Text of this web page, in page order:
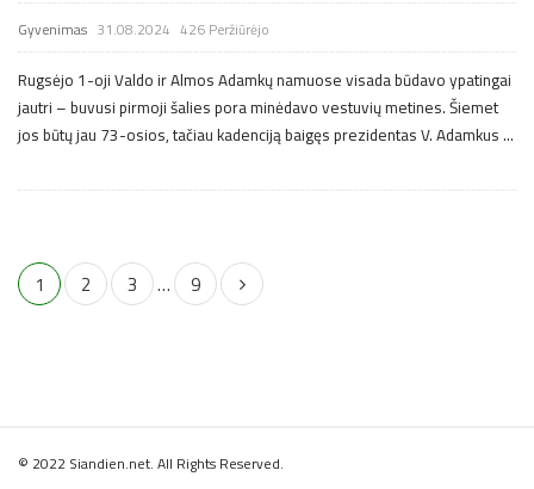
Gyvenimas 31.08.2024 426 Peržiūrėjo
Rugsėjo 1-oji Valdo ir Almos Adamkų namuose visada būdavo ypatingai
jautri – buvusi pirmoji šalies pora minėdavo vestuvių metines. Šiemet
jos būtų jau 73-osios, tačiau kadenciją baigęs prezidentas V. Adamkus …
N
a
c
1 2 3 … 9
© 2022 Siandien.net. All Rights Reserved.